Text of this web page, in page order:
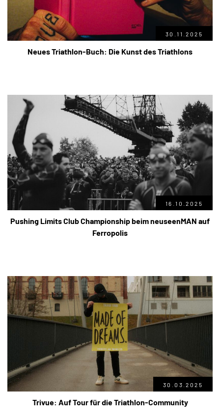
30.11.2025
Neues Triathlon-Buch: Die Kunst des Triathlons
16.10.2025
Pushing Limits Club Championship beim neuseenMAN auf
Ferropolis
30.03.2025
Trivue: Auf Tour für die Triathlon-Community